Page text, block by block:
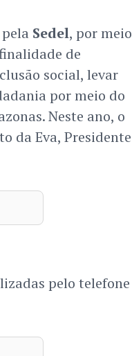
Sedel, por meio
de
social, levar
por meio do
Neste ano, o
da Eva, Presidente
pelo telefone